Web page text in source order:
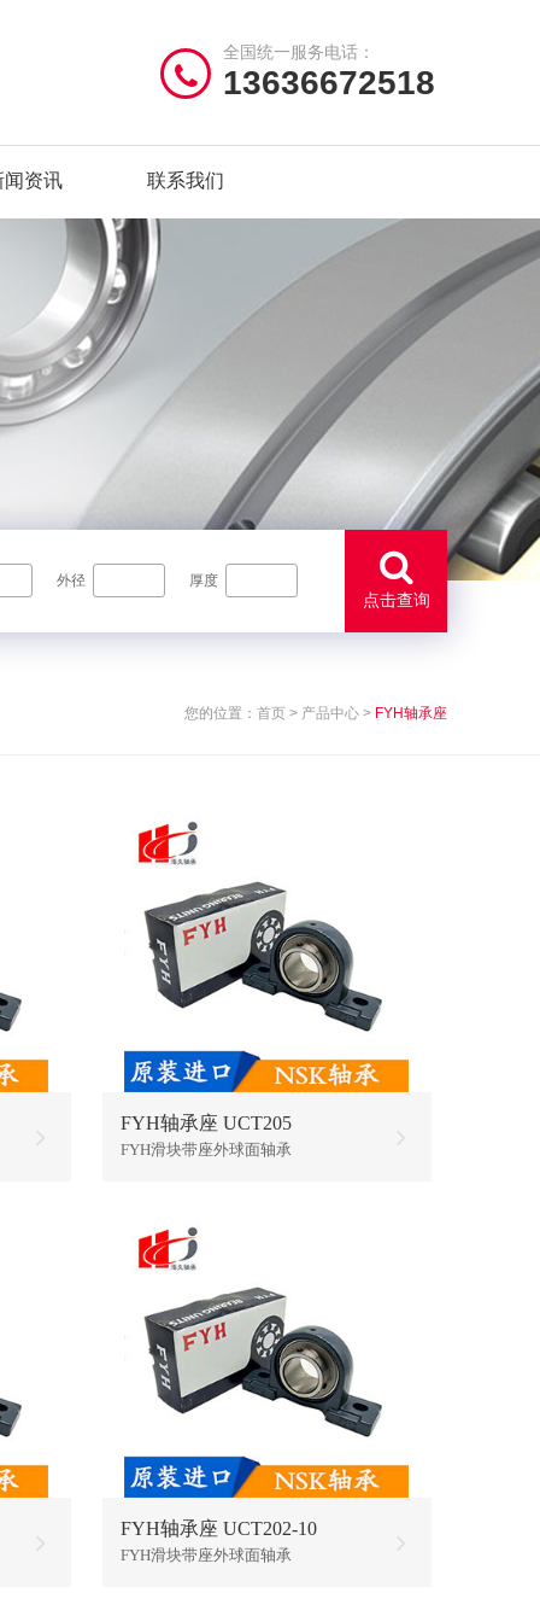
全国统一服务电话：
13636672518
闻资讯 联系我们
外径 厚度
点击查询
您的位置： 首页 > 产品中心 > FYH轴承座
FYH轴承座 UCT205
FYH滑块带座外球面轴承
FYH轴承座 UCT202-10
FYH滑块带座外球面轴承